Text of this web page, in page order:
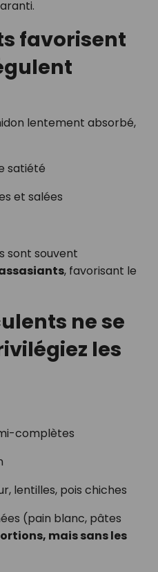
favorisent
lentement absorbé,
satiété
et salées
sont souvent
, favorisant le
ne se
les
complètes
lentilles, pois chiches
(pain blanc, pâtes
mais sans les